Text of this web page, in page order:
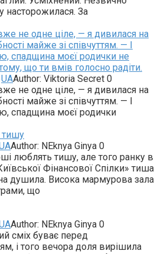
насторожилася. За
не одне ціле, — я дивилася на
майже зі співчуттям. — І
спадщина моєї родички не
що ти вмів голосно радіти.
UAAuthor: Viktoria Secret 0
не одне ціле, — я дивилася на
майже зі співчуттям. — І
спадщина моєї родички
тишу
Author: NEknya Ginya 0
люблять тишу, але того ранку в
Фінансової Спілки» тиша
душила. Висока мармурова зала
що
Author: NEknya Ginya 0
сміх буває перед
і того вечора доля вирішила